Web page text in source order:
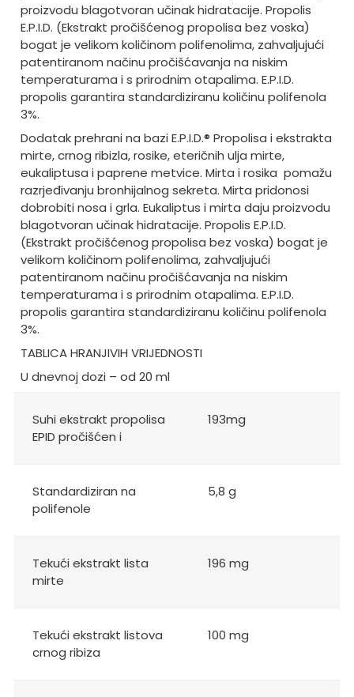
proizvodu blagotvoran učinak hidratacije. Propolis
E.P.I.D. (Ekstrakt pročišćenog propolisa bez voska)
bogat je velikom količinom polifenolima, zahvaljujući
patentiranom načinu pročišćavanja na niskim
temperaturama i s prirodnim otapalima. E.P.I.D.
propolis garantira standardiziranu količinu polifenola
3%.
Dodatak prehrani na bazi E.P.I.D.® Propolisa i ekstrakta
mirte, crnog ribizla, rosike, eteričnih ulja mirte,
eukaliptusa i paprene metvice. Mirta i rosika pomažu
razrjeđivanju bronhijalnog sekreta. Mirta pridonosi
dobrobiti nosa i grla. Eukaliptus i mirta daju proizvodu
blagotvoran učinak hidratacije. Propolis E.P.I.D.
(Ekstrakt pročišćenog propolisa bez voska) bogat je
velikom količinom polifenolima, zahvaljujući
patentiranom načinu pročišćavanja na niskim
temperaturama i s prirodnim otapalima. E.P.I.D.
propolis garantira standardiziranu količinu polifenola
3%.
TABLICA HRANJIVIH VRIJEDNOSTI
U dnevnoj dozi – od 20 ml
Suhi ekstrakt propolisa
EPID pročišćen i
193mg
Standardiziran na
polifenole
5,8 g
Tekući ekstrakt lista
mirte
196 mg
Tekući ekstrakt listova
crnog ribiza
100 mg